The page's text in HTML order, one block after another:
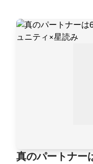
真紀 使命コンサルタント🌿 活動情
ps://lit.link/
真のパートナー